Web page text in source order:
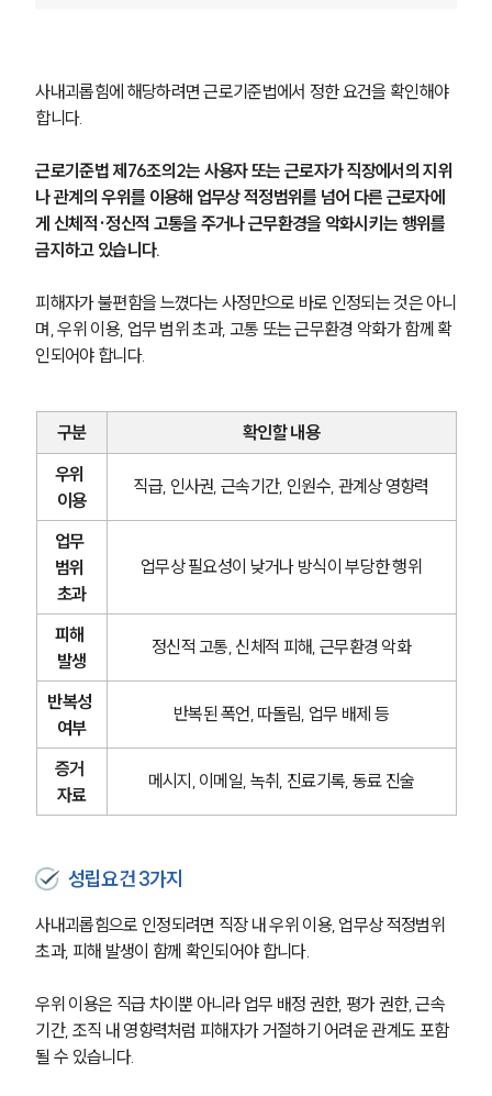
사내괴롭힘에 해당하려면 근로기준법에서 정한 요건을 확인해야
합니다.
근로기준법 제76조의2는 사용자 또는 근로자가 직장에서의 지위
나 관계의 우위를 이용해 업무상 적정범위를 넘어 다른 근로자에
게 신체적·정신적 고통을 주거나 근무환경을 악화시키는 행위를
금지하고 있습니다.
피해자가 불편함을 느꼈다는 사정만으로 바로 인정되는 것은 아니
며, 우위 이용, 업무 범위 초과, 고통 또는 근무환경 악화가 함께 확
인되어야 합니다.
구분
확인할 내용
우위
이용
직급, 인사권, 근속기간, 인원수, 관계상 영향력
업무
범위
초과
업무상 필요성이 낮거나 방식이 부당한 행위
피해
발생
정신적 고통, 신체적 피해, 근무환경 악화
반복성
여부
반복된 폭언, 따돌림, 업무 배제 등
증거
자료
메시지, 이메일, 녹취, 진료기록, 동료 진술
성립요건 3가지
사내괴롭힘으로 인정되려면 직장 내 우위 이용, 업무상 적정범위
초과, 피해 발생이 함께 확인되어야 합니다.
우위 이용은 직급 차이뿐 아니라 업무 배정 권한, 평가 권한, 근속
기간, 조직 내 영향력처럼 피해자가 거절하기 어려운 관계도 포함
될 수 있습니다.